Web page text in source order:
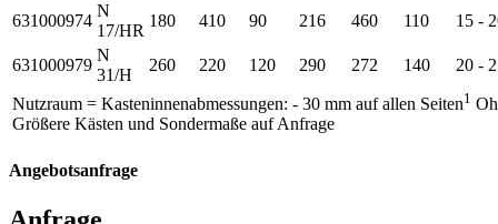
631000974
N
17/HR
180 410 90 216 460 110 15 -
631000979
N
31/H
260 220 120 290 272 140 20 -
Nutzraum = Kasteninnenabmessungen: - 30 mm auf allen Seiten1
Größere Kästen und Sondermaße auf Anfrage
Angebotsanfrage